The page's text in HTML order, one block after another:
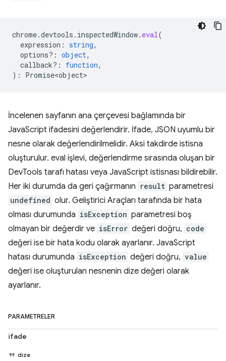
chrome.devtools . inspectedWindow. eval(
expression : string,
options? : object,
callback? : function,
) : Promise<object>
İncelenen sayfanın ana çerçevesi bağlamında bir
JavaScript ifadesini değerlendirir. İfade, JSON uyumlu bir
nesne olarak değerlendirilmelidir. Aksi takdirde istisna
oluşturulur. eval işlevi, değerlendirme sırasında oluşan bir
DevTools tarafı hatası veya JavaScript istisnası bildirebilir.
Her iki durumda da geri çağırmanın result parametresi
undefined olur. Geliştirici Araçları tarafında bir hata
olması durumunda isException parametresi boş
olmayan bir değerdir ve isError değeri doğru, code
değeri ise bir hata kodu olarak ayarlanır. JavaScript
hatası durumunda isException değeri doğru, value
değeri ise oluşturulan nesnenin dize değeri olarak
ayarlanır.
PARAMETRELER
ifade
dize